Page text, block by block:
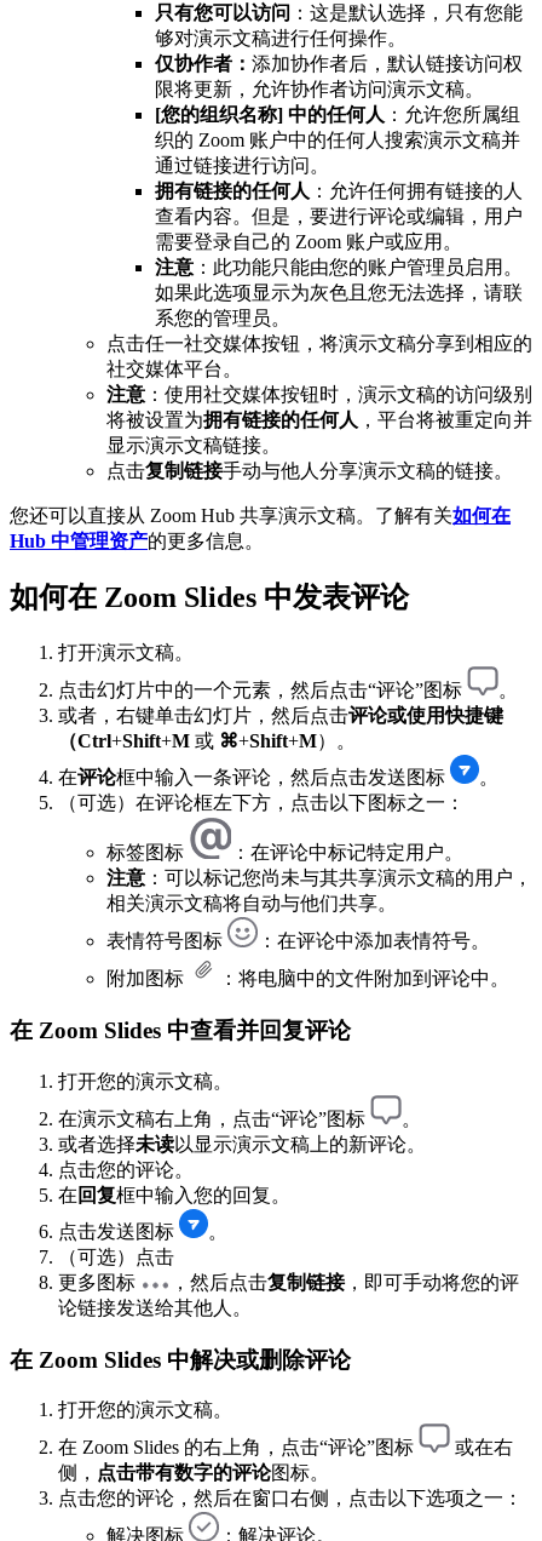
只有您可以访问 ：这是默认选择，只有您能
够对演示文稿进行任何操作。
仅协作者： 添加协作者后，默认链接访问权
限将更新，允许协作者访问演示文稿。
[您的组织名称] 中的任何人 ：允许您所属组
织的 Zoom 账户中的任何人搜索演示文稿并
通过链接进行访问。
拥有链接的任何人 ：允许任何拥有链接的人
查看内容。但是，要进行评论或编辑，用户
需要登录自己的 Zoom 账户或应用。
注意 ：此功能只能由您的账户管理员启用。
如果此选项显示为灰色且您无法选择，请联
系您的管理员。
点击任一社交媒体按钮，将演示文稿分享到相应的
社交媒体平台。
注意 ：使用社交媒体按钮时，演示文稿的访问级别
将被设置为拥有链接的任何人 ，平台将被重定向并
显示演示文稿链接。
点击复制链接手动与他人分享演示文稿的链接。
您还可以直接从 Zoom Hub 共享演示文稿。了解有关如何在
Hub 中管理资产的更多信息。
如何在 Zoom Slides 中发表评论
打开演示文稿。
点击幻灯片中的一个元素，然后点击“评论”图标
。
或者，右键单击幻灯片，然后点击评论或使用快捷键
（Ctrl+Shift+M 或 ⌘+Shift+M）。
在评论框中输入一条评论，然后点击发送图标
。
（可选）在评论框左下方，点击以下图标之一：
标签图标
：在评论中标记特定用户。
注意 ：可以标记您尚未与其共享演示文稿的用户，
相关演示文稿将自动与他们共享。
表情符号图标
：在评论中添加表情符号。
附加图标
：将电脑中的文件附加到评论中。
在 Zoom Slides 中查看并回复评论
打开您的演示文稿。
在演示文稿右上角，点击“评论”图标
。
或者选择未读以显示演示文稿上的新评论。
点击您的评论。
在 回复框中输入您的回复。
点击发送图标
。
（可选）点击
更多图标
，然后点击复制链接，即可手动将您的评
论链接发送给其他人。
在 Zoom Slides 中解决或删除评论
打开您的演示文稿。
在 Zoom Slides 的右上角，点击“评论”图标
或在右
侧， 点击带有数字的评论图标。
点击您的评论，然后在窗口右侧，点击以下选项之一：
解决图标
：解决评论。